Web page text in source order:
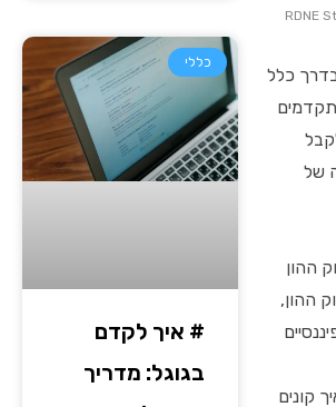
בדרך כלל
של
ההון
ההון,
קונים
כללי
# איך לקדם
בגוגל: מדריך